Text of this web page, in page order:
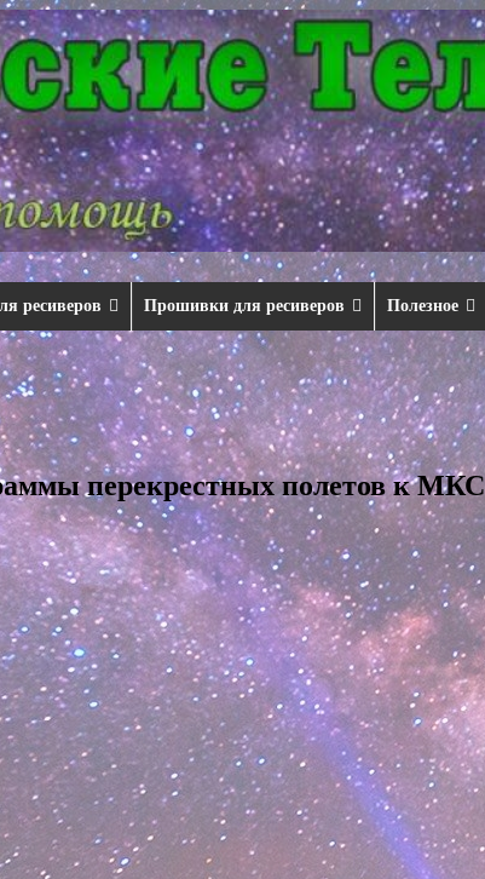
ресиверов Прошивки для ресиверов Полезное
перекрестных полетов к МКС